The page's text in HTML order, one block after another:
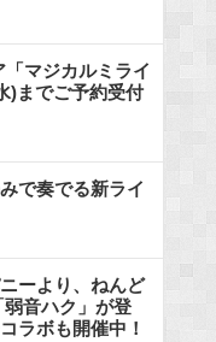
マジカルミライ
)までご予約受付
で奏でる新ライ
ーより、ねんど
音ハク」が登
ラボも開催中！